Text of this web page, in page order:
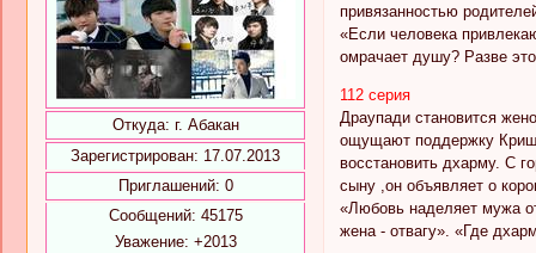
Откуда: г. Абакан
Зарегистрирован: 17.07.2013
Приглашений: 0
Сообщений: 45175
Уважение: +2013
привязанностью
«Если человека
омрачает душу? Разве
112 серия
Драупади становится
ощущают поддержку
восстановить дхарму. С
сыну ,он объявляет о
«Любовь наделяет мужа
жена - отвагу». «Где